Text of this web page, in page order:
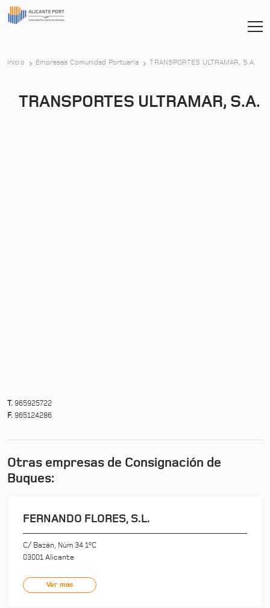
Inicio Empresas Comunidad Portuaria TRANSPORTES ULTRAMAR, S.A.
TRANSPORTES ULTRAMAR, S.A.
T. 965925722
F. 965124286
Otras empresas de Consignación de
Buques:
FERNANDO FLORES, S.L.
C/ Bazán, Núm 34 1ºC
03001 Alicante
Ver mas